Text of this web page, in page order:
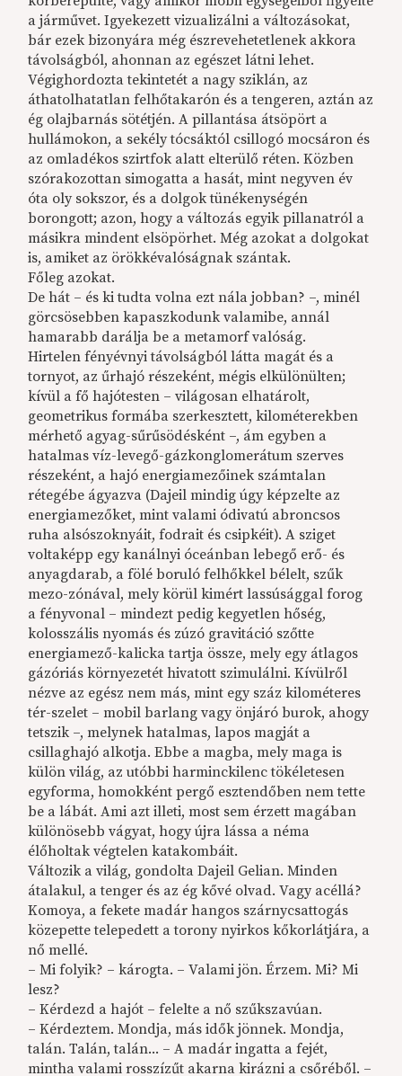
a járművet. Igyekezett vizualizálni a változásokat,
bár ezek bizonyára még észrevehetetlenek akkora
távolságból, ahonnan az egészet látni lehet.
Végighordozta tekintetét a nagy sziklán, az
áthatolhatatlan felhőtakarón és a tengeren, aztán az
ég olajbarnás sötétjén. A pillantása átsöpört a
hullámokon, a sekély tócsáktól csillogó mocsáron és
az omladékos szirtfok alatt elterülő réten. Közben
szórakozottan simogatta a hasát, mint negyven év
óta oly sokszor, és a dolgok tünékenységén
borongott; azon, hogy a változás egyik pillanatról a
másikra mindent elsöpörhet. Még azokat a dolgokat
is, amiket az örökkévalóságnak szántak.
Főleg azokat.
De hát – és ki tudta volna ezt nála jobban? –, minél
görcsösebben kapaszkodunk valamibe, annál
hamarabb darálja be a metamorf valóság.
Hirtelen fényévnyi távolságból látta magát és a
tornyot, az űrhajó részeként, mégis elkülönülten;
kívül a fő hajótesten – világosan elhatárolt,
geometrikus formába szerkesztett, kilométerekben
mérhető agyag-sűrűsödésként –, ám egyben a
hatalmas víz-levegő-gázkonglomerátum szerves
részeként, a hajó energiamezőinek számtalan
rétegébe ágyazva (Dajeil mindig úgy képzelte az
energiamezőket, mint valami ódivatú abroncsos
ruha alsószoknyáit, fodrait és csipkéit). A sziget
voltaképp egy kanálnyi óceánban lebegő erő- és
anyagdarab, a fölé boruló felhőkkel bélelt, szűk
mezo-zónával, mely körül kimért lassúsággal forog
a fényvonal – mindezt pedig kegyetlen hőség,
kolosszális nyomás és zúzó gravitáció szőtte
energiamező-kalicka tartja össze, mely egy átlagos
gázóriás környezetét hivatott szimulálni. Kívülről
nézve az egész nem más, mint egy száz kilométeres
tér-szelet – mobil barlang vagy önjáró burok, ahogy
tetszik –, melynek hatalmas, lapos magját a
csillaghajó alkotja. Ebbe a magba, mely maga is
külön világ, az utóbbi harminckilenc tökéletesen
egyforma, homokként pergő esztendőben nem tette
be a lábát. Ami azt illeti, most sem érzett magában
különösebb vágyat, hogy újra lássa a néma
élőholtak végtelen katakombáit.
Változik a világ, gondolta Dajeil Gelian. Minden
átalakul, a tenger és az ég kővé olvad. Vagy acéllá?
Komoya, a fekete madár hangos szárnycsattogás
közepette telepedett a torony nyirkos kőkorlátjára, a
nő mellé.
– Mi folyik? – károgta. – Valami jön. Érzem. Mi? Mi
lesz?
– Kérdezd a hajót – felelte a nő szűkszavúan.
– Kérdeztem. Mondja, más idők jönnek. Mondja,
talán. Talán, talán... – A madár ingatta a fejét,
mintha valami rosszízűt akarna kirázni a csőréből. –